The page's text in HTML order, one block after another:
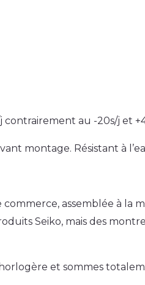
au -20s/j et
montage. Résistant à
assemblée à la
Seiko, mais des
et sommes